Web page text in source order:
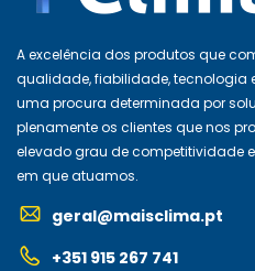
A excelência dos produtos que
qualidade, fiabilidade, tecnologia
uma procura determinada por
plenamente os clientes que nos
elevado grau de competitividade
em que atuamos.
geral@maisclima.pt
+351 915 267 741